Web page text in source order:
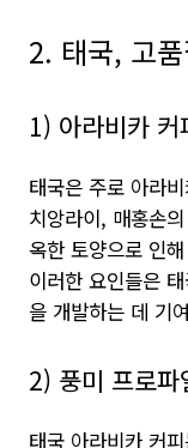
2. 태국, 고
1) 아라비카 커
태국은 주로 아라
치앙라이, 매홍손
옥한 토양으로 인
이러한 요인들은
을 개발하는 데 기
2) 풍미 프로파
태국 아라비카 커